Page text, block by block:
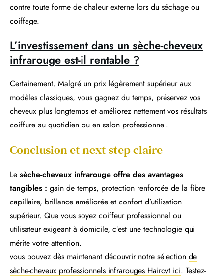
contre toute forme de chaleur externe lors du séchage ou
coiffage.
L’investissement dans un sèche-cheveux
infrarouge est-il rentable ?
Certainement. Malgré un prix légèrement supérieur aux
modèles classiques, vous gagnez du temps, préservez vos
cheveux plus longtemps et améliorez nettement vos résultats
coiffure au quotidien ou en salon professionnel.
Conclusion et next step claire
Le sèche-cheveux infrarouge offre des avantages
tangibles : gain de temps, protection renforcée de la fibre
capillaire, brillance améliorée et confort d’utilisation
supérieur. Que vous soyez coiffeur professionnel ou
utilisateur exigeant à domicile, c’est une technologie qui
mérite votre attention.
vous pouvez dès maintenant découvrir notre sélection de
sèche-cheveux professionnels infrarouges Haircvt ici. Testez-